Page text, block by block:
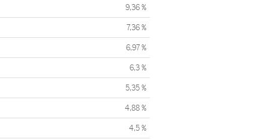
9,36 %
7,36 %
6,97 %
6,3 %
5,35 %
4,88 %
4,5 %